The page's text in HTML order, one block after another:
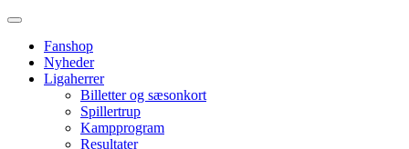
Fanshop
Nyheder
Ligaherrer
Billetter og sæsonkort
Spillertrup
Kampprogram
Resultater